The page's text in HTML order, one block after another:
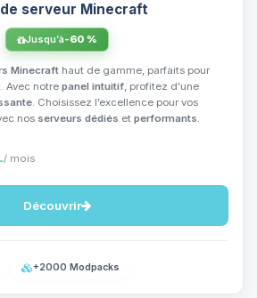
serveur Minecraft
Jusqu’à-60 %
Minecraft haut de gamme, parfaits pour
Avec notre panel intuitif, profitez d’une
. Choisissez l’excellence pour vos
nos serveurs dédiés et performants.
/ mois
Découvrir
+2000 Modpacks